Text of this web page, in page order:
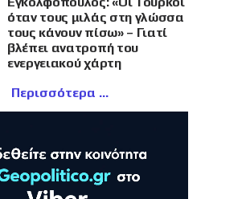
όταν τους μιλάς στη γλώσσα
τους κάνουν πίσω» – Γιατί
βλέπει ανατροπή του
ενεργειακού χάρτη
Περισσότερα